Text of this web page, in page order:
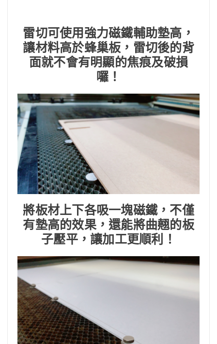
雷切可使用強力磁鐵輔助墊高，
讓材料高於蜂巢板，雷切後的背
面就不會有明顯的焦痕及破損
囉！
將板材上下各吸一塊磁鐵，不僅
有墊高的效果，還能將曲翹的板
子壓平，讓加工更順利！